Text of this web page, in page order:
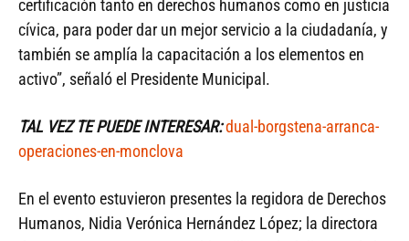
certificación tanto en derechos humanos como en justicia
cívica, para poder dar un mejor servicio a la ciudadanía, y
también se amplía la capacitación a los elementos en
activo”, señaló el Presidente Municipal.
TAL VEZ TE PUEDE INTERESAR:dual-borgstena-arranca-
operaciones-en-monclova
En el evento estuvieron presentes la regidora de Derechos
Humanos, Nidia Verónica Hernández López; la directora